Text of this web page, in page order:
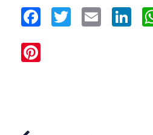
Facebook
Twitter Email